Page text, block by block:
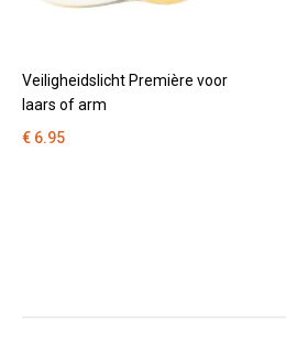
Veiligheidslicht Première voor
laars of arm
€ 6.95